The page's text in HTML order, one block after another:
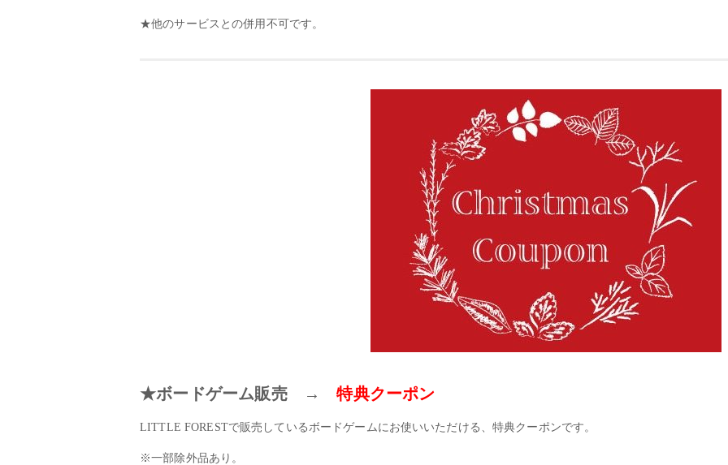
★他のサービスとの併用不可です。
★ボードゲーム販売 →特典クーポン
LITTLE FORESTで販売しているボードゲームにお使いいただける、特典クーポンです。
※一部除外品あり。